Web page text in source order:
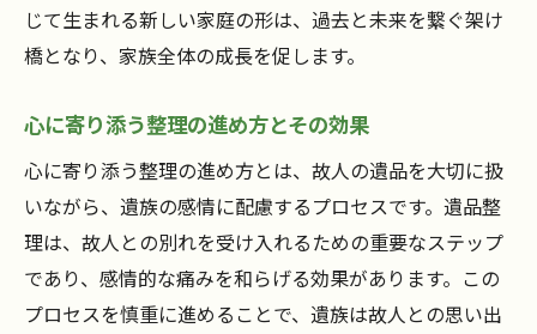
じて生まれる新しい家庭の形は、過去と未来を繋ぐ架け
橋となり、家族全体の成長を促します。
心に寄り添う整理の進め方とその効果
心に寄り添う整理の進め方とは、故人の遺品を大切に扱
いながら、遺族の感情に配慮するプロセスです。遺品整
理は、故人との別れを受け入れるための重要なステップ
であり、感情的な痛みを和らげる効果があります。この
プロセスを慎重に進めることで、遺族は故人との思い出